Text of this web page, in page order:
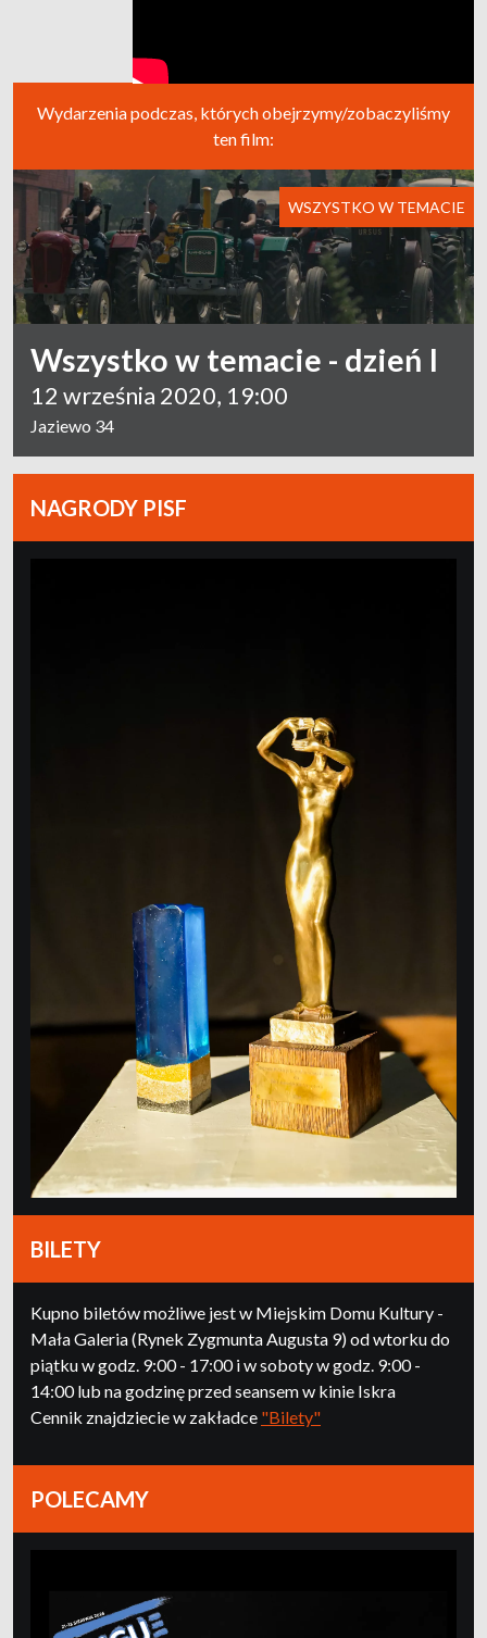
Wydarzenia podczas, których obejrzymy/zobaczyliśmy
ten film:
Wszystko w temacie - dzień I
12 września 2020, 19:00
Jaziewo 34
WSZYSTKO W TEMACIE
NAGRODY PISF
BILETY
Kupno biletów możliwe jest w Miejskim Domu Kultury -
Mała Galeria (Rynek Zygmunta Augusta 9) od wtorku do
piątku w godz. 9:00 - 17:00 i w soboty w godz. 9:00 -
14:00 lub na godzinę przed seansem w kinie Iskra
Cennik znajdziecie w zakładce "Bilety"
POLECAMY